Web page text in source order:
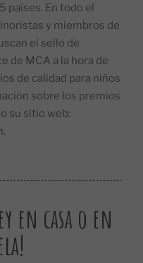
países. En todo el
y miembros de
el sello de
de MCA a la hora de
de calidad para niños
sobre los premios
su sitio web:
en casa o en